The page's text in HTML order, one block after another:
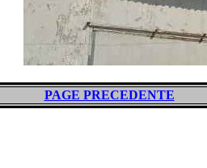
PAGE PRECEDENTE